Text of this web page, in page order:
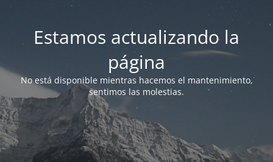
Estamos actualizando la
página
No está disponible mientras hacemos el mantenimiento,
sentimos las molestias.